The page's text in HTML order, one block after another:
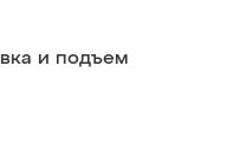
и подъем